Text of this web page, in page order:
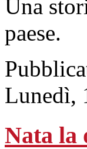
Una
paese.
Lunedì,
Nata la